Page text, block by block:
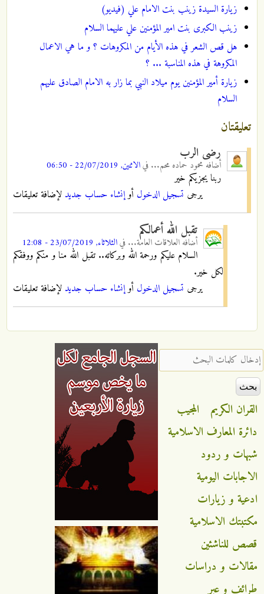
زيارة السيدة زينب بنت الامام علي (فيديو)
زينب الكبرى بنت امير المؤمنين علي عليهما ‌السلام
هل قص الشعر في هذه الأيام من المكروهات ؟ و ما هي الاعمال
المكروهة في هذه المناسبة ... ؟
زيارة أمير المؤمنين يوم ميلاد النبي بما زار به الامام الصادق عليهم
السلام
تعليقتان
رضى الرب
أضافه محمود حماده محم... فيالاثنين, 22/07/2019 - 06:50
ربنا يجزيكم خير
يرجى تسجيل الدخول أوإنشاء حساب جديد لإضافة تعليقات
تقبل الله أعمالكم
أضافه العلاقات العامة... فيالثلاثاء, 23/07/2019 - 12:08
السلام عليكم ورحمة الله وبركاته.. تقبل الله منا و منكم ووفقكم
لكل خير.
يرجى تسجيل الدخول أوإنشاء حساب جديد لإضافة تعليقات
‏إدخال كلمات البحث ‏
القران الكريم
المجيب
دائرة المعارف الاسلامية
شبهات و ردود
الاجابات اليومية
ادعية و زيارات
مكتبتك الاسلامية
قصص للناشئين
مقالات و دراسات
طرائف و عبر